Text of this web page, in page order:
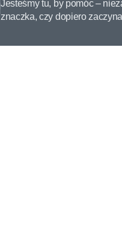
Jesteśmy tu, by pomóc –
znaczka, czy dopiero